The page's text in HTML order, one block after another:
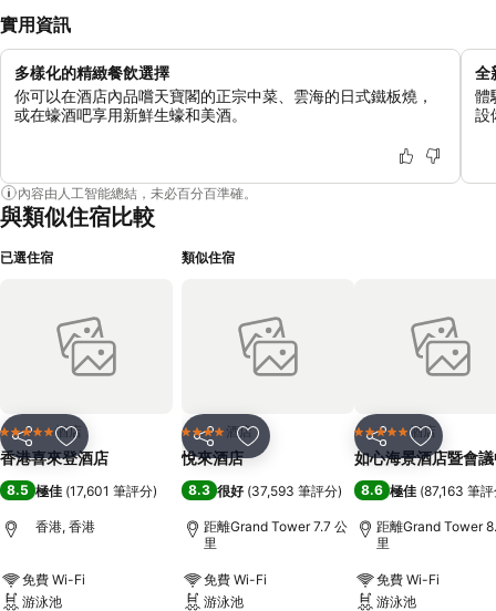
實用資訊
多樣化的精緻餐飲選擇
你可以在酒店內品嚐天寶閣的正宗中菜、雲海的日式鐵板燒，
或在蠔酒吧享用新鮮生蠔和美酒。
全
體
設
內容由人工智能總結，未必百分百準確。
與類似住宿比較
已選住宿
分享 放到收藏夾
5 星級 酒店
香港喜來登酒店
8.5 極佳 (17,601 筆評分)
香港, 香港
免費 Wi-Fi
游泳池
類似住宿
分享 放到收藏夾
4 星級 酒店
悅來酒店
8.3 很好 (37,593 筆評分)
距離Grand Tower 7.7 公
里
免費 Wi-Fi
游泳池
分享 放到收藏
5 星級 酒店
如心海景酒店暨會
8.6 極佳 (87,163 筆
距離Grand Tower
里
免費 Wi-Fi
游泳池